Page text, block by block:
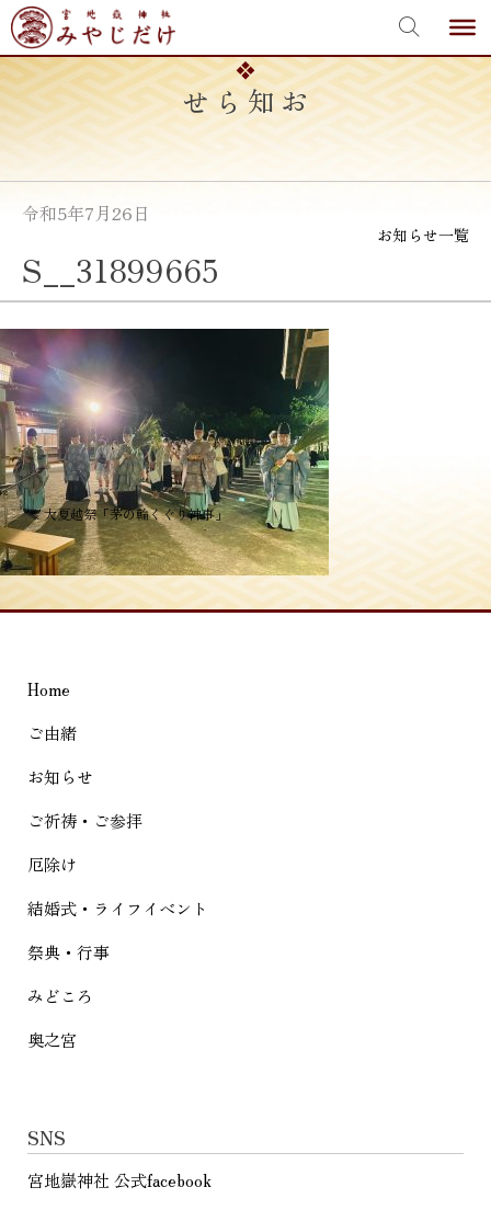
Skip
to
content
お知らせ
令和5年7月26日
お知らせ一覧
S__31899665
投
稿
ナ
ビ
ー
シ
ョ
ン
≪大夏越祭「茅の輪くぐり神事」
Home
ご由緒
お知らせ
ご祈祷・ご参拝
厄除け
結婚式・ライフイベント
祭典・行事
みどころ
奥之宮
SNS
宮地嶽神社 公式facebook